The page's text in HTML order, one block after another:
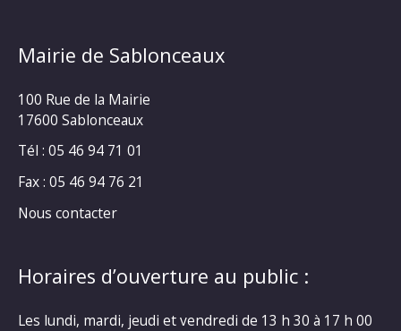
Mairie de Sablonceaux
100 Rue de la Mairie
17600 Sablonceaux
Tél : 05 46 94 71 01
Fax : 05 46 94 76 21
Nous contacter
Horaires d’ouverture au public :
Les lundi, mardi, jeudi et vendredi de 13 h 30 à 17 h 00